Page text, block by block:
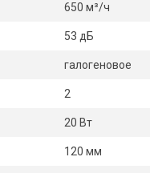
650 м³/ч
53 дБ
галогеновое
2
20 Вт
120 мм